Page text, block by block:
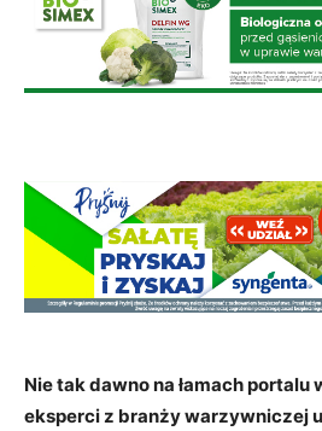
Nie tak dawno na łamach
eksperci z branży warzywniczej